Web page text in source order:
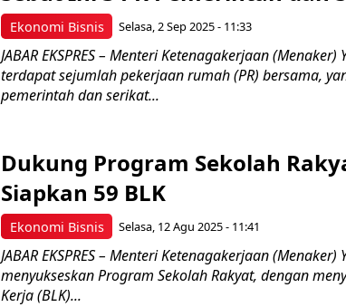
Ekonomi Bisnis Selasa, 2 Sep 2025 - 11:33
JABAR EKSPRES – Menteri Ketenagakerjaan
terdapat sejumlah pekerjaan rumah (PR) bersama,
pemerintah dan serikat...
Ekonomi Bisnis
Dukung Program Sekolah
Siapkan 59 BLK
Selasa, 12 Agu 2025 - 11:41
JABAR EKSPRES – Menteri Ketenagakerjaan
menyukseskan Program Sekolah Rakyat, dengan
Kerja (BLK)...